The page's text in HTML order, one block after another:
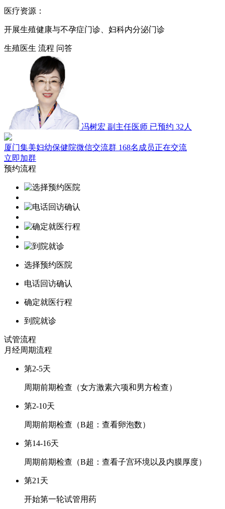
医疗资源：
开展生殖健康与不孕症门诊、妇科内分泌门诊
生殖医生 流程 问答
冯树宏 副主任医师 已预约 32人
厦门集美妇幼保健院微信交流群 168名成员正在交流
立即加群
预约流程
选择预约医院
电话回访确认
确定就医行程
到院就诊
试管流程
月经周期流程
第2-5天
周期前期检查（女方激素六项和男方检查）
第2-10天
周期前期检查（B超：查看卵泡数）
第14-16天
周期前期检查（B超：查看子宫环境以及内膜厚度）
第21天
开始第一轮试管用药